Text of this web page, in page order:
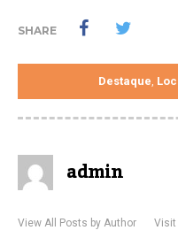
SHARE
Destaque
admin
View All Posts by Author Visit